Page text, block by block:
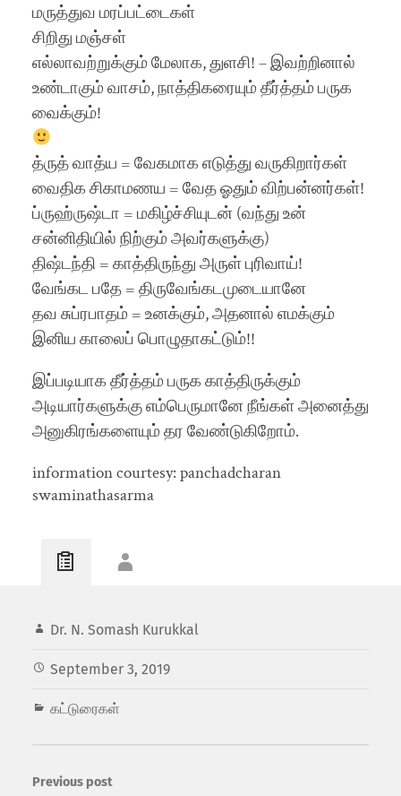
மருத்துவ மரப்பட்டைகள்
சிறிது மஞ்சள்
எல்லாவற்றுக்கும் மேலாக, துளசி! – இவற்றினால்
உண்டாகும் வாசம், நாத்திகரையும் தீர்த்தம் பருக
வைக்கும்!
த்ருத் வாத்ய = வேகமாக எடுத்து வருகிறார்கள்
வைதிக சிகாமணய = வேத ஓதும் விற்பன்னர்கள்!
ப்ருஹ்ருஷ்டா = மகிழ்ச்சியுடன் (வந்து உன்
சன்னிதியில் நிற்கும் அவர்களுக்கு)
திஷ்டந்தி = காத்திருந்து அருள் புரிவாய்!
வேங்கட பதே = திருவேங்கடமுடையானே
தவ சுப்ரபாதம் = உனக்கும், அதனால் எமக்கும்
இனிய காலைப் பொழுதாகட்டும்!!
இப்படியாக தீர்த்தம் பருக காத்திருக்கும்
அடியார்களுக்கு எம்பெருமானே நீங்கள் அனைத்து
அனுகிரங்களையும் தர வேண்டுகிறோம்.
information courtesy: panchadcharan
swaminathasarma
Dr. N. Somash Kurukkal
September 3, 2019
கட்டுரைகள்
Previous post